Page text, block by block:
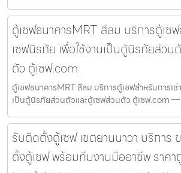
ตู้เซฟธนาคารMRT สีลม บริการตู้เซ
เซฟนิรภัย เพื่อใช้งานเป็นตู้นิรภัยส่วน
ตัว ตู้เซฟ.com
ตู้เซฟธนาคารMRT สีลม บริการตู้เซฟสำหรับการเช่
เป็นตู้นิรภัยส่วนตัวและตู้เซฟส่วนตัว ตู้เซฟ.com —
รับติดตั้งตู้เซฟ เขตยานนาวา บริการ
ตั้งตู้เซฟ พร้อมทีมงานมืออาชีพ ราคา